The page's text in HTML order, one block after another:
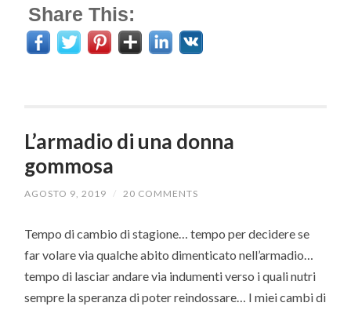
Share This:
L’armadio di una donna
gommosa
AGOSTO 9, 2019 / 20 COMMENTS
Tempo di cambio di stagione… tempo per decidere se
far volare via qualche abito dimenticato nell’armadio…
tempo di lasciar andare via indumenti verso i quali nutri
sempre la speranza di poter reindossare… I miei cambi di